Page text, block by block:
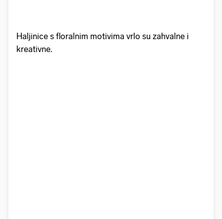
Haljinice s floralnim motivima vrlo su zahvalne i
kreativne.